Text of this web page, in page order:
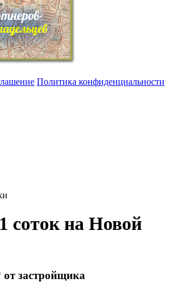
Политика конфиденциальности
соток на Новой
от застройщика